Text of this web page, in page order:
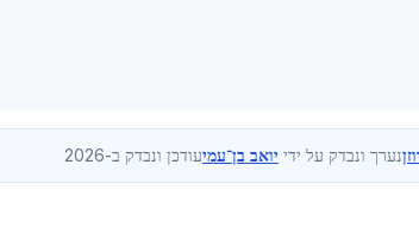
נערך ונבדק על ידי יואב בן־עמיעודכן ונבדק ב-2026